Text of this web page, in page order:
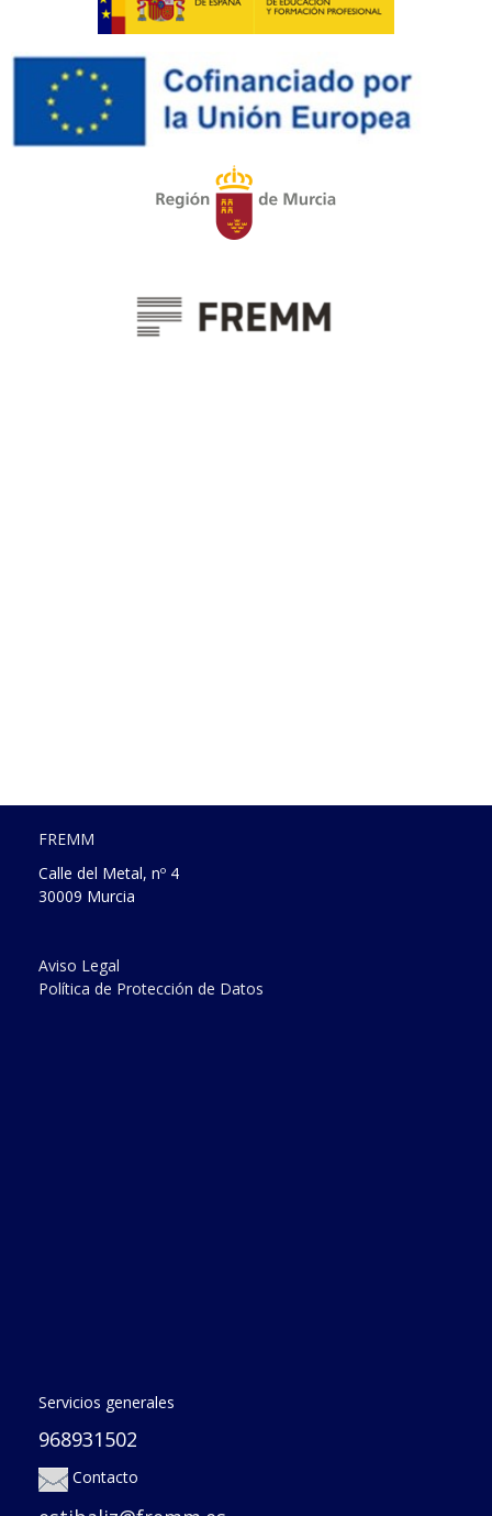
FREMM
Calle del Metal, nº 4
30009 Murcia
Aviso Legal
Política de Protección de Datos
Servicios generales
968931502
Contacto